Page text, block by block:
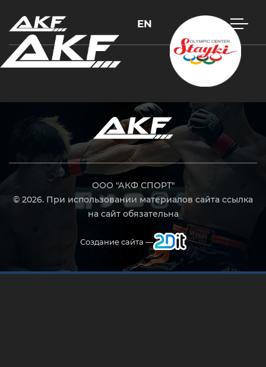
EN
ООО "АКФ СПОРТ"
© 2026. При использовании материалов сайта ссылка
на сайт обязательна
Создание сайта —
Нажмите Enter для поиска или Esc, чтобы закрыть